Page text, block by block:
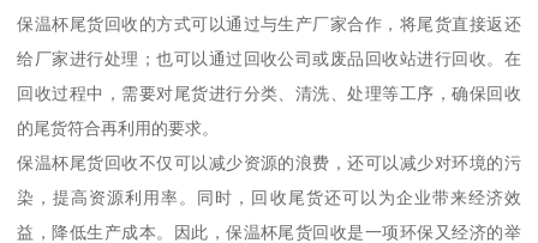
保温杯尾货回收的方式可以通过与生产厂家合作，将尾货直接返还
给厂家进行处理；也可以通过回收公司或废品回收站进行回收。在
回收过程中，需要对尾货进行分类、清洗、处理等工序，确保回收
的尾货符合再利用的要求。
保温杯尾货回收不仅可以减少资源的浪费，还可以减少对环境的污
染，提高资源利用率。同时，回收尾货还可以为企业带来经济效
益，降低生产成本。因此，保温杯尾货回收是一项环保又经济的举